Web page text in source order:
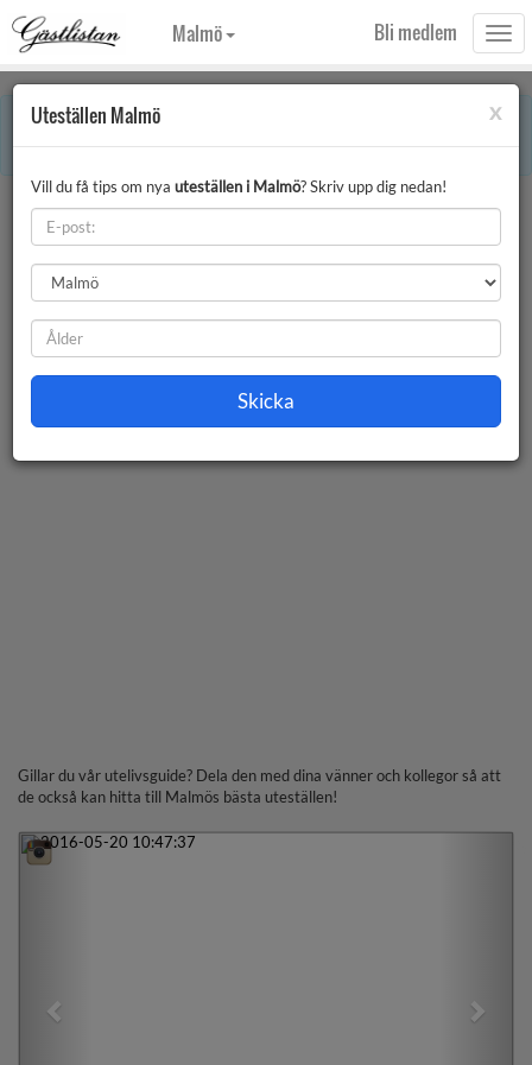
Bli medlem
Malmö
×
Error:
Denna månaden innehåller röda dagar. Vissa uppgifter på sidan kan
därför vara avvikande.
Uteställen Malmö
Gillar du vår utelivsguide? Dela den med dina vänner och kollegor så att
de också kan hitta till Malmös bästa uteställen!
Previous
x
Uteställen Malmö
Vill du få tips om nya uteställen i Malmö? Skriv upp dig nedan!